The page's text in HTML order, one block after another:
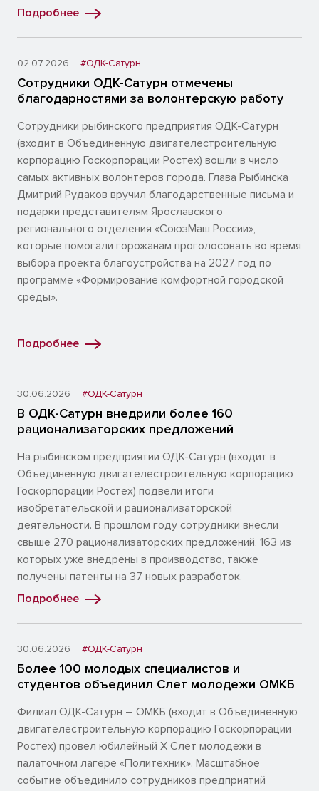
Подробнее
02.07.2026 #ОДК-Сатурн
Сотрудники ОДК-Сатурн отмечены
благодарностями за волонтерскую работу
Сотрудники рыбинского предприятия ОДК-Сатурн
(входит в Объединенную двигателестроительную
корпорацию Госкорпорации Ростех) вошли в число
самых активных волонтеров города. Глава Рыбинска
Дмитрий Рудаков вручил благодарственные письма и
подарки представителям Ярославского
регионального отделения «СоюзМаш России»,
которые помогали горожанам проголосовать во время
выбора проекта благоустройства на 2027 год по
программе «Формирование комфортной городской
среды».
Подробнее
30.06.2026 #ОДК-Сатурн
В ОДК-Сатурн внедрили более 160
рационализаторских предложений
На рыбинском предприятии ОДК-Сатурн (входит в
Объединенную двигателестроительную корпорацию
Госкорпорации Ростех) подвели итоги
изобретательской и рационализаторской
деятельности. В прошлом году сотрудники внесли
свыше 270 рационализаторских предложений, 163 из
которых уже внедрены в производство, также
получены патенты на 37 новых разработок.
Подробнее
30.06.2026 #ОДК-Сатурн
Более 100 молодых специалистов и
студентов объединил Слет молодежи ОМКБ
Филиал ОДК-Сатурн – ОМКБ (входит в Объединенную
двигателестроительную корпорацию Госкорпорации
Ростех) провел юбилейный X Слет молодежи в
палаточном лагере «Политехник». Масштабное
событие объединило сотрудников предприятий